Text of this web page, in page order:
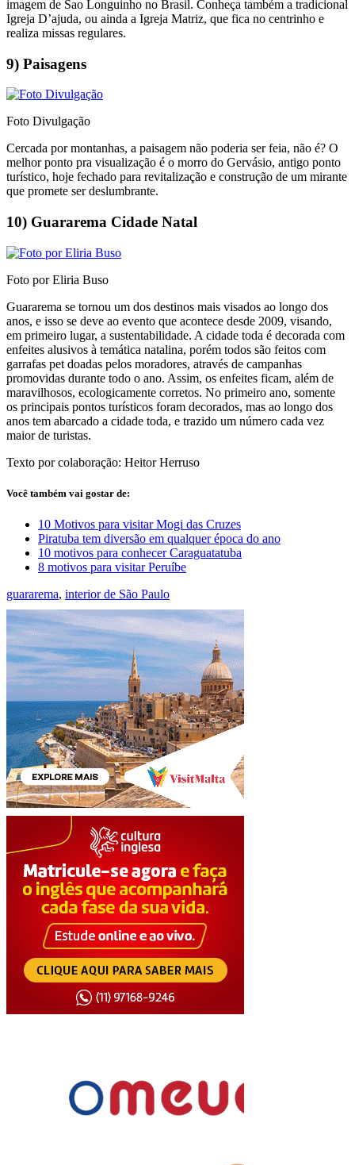
imagem de Sao Longuinho no Brasil. Conheça também a tradicional
Igreja D’ajuda, ou ainda a Igreja Matriz, que fica no centrinho e
realiza missas regulares.
9) Paisagens
Foto Divulgação
Cercada por montanhas, a paisagem não poderia ser feia, não é? O
melhor ponto pra visualização é o morro do Gervásio, antigo ponto
turístico, hoje fechado para revitalização e construção de um mirante
que promete ser deslumbrante.
10) Guararema Cidade Natal
Foto por Eliria Buso
Guararema se tornou um dos destinos mais visados ao longo dos
anos, e isso se deve ao evento que acontece desde 2009, visando,
em primeiro lugar, a sustentabilidade. A cidade toda é decorada com
enfeites alusivos à temática natalina, porém todos são feitos com
garrafas pet doadas pelos moradores, através de campanhas
promovidas durante todo o ano. Assim, os enfeites ficam, além de
maravilhosos, ecologicamente corretos. No primeiro ano, somente
os principais pontos turísticos foram decorados, mas ao longo dos
anos tem abarcado a cidade toda, e trazido um número cada vez
maior de turistas.
Texto por colaboração: Heitor Herruso
Você também vai gostar de:
10 Motivos para visitar Mogi das Cruzes
Piratuba tem diversão em qualquer época do ano
10 motivos para conhecer Caraguatatuba
8 motivos para visitar Peruíbe
guararema, interior de São Paulo